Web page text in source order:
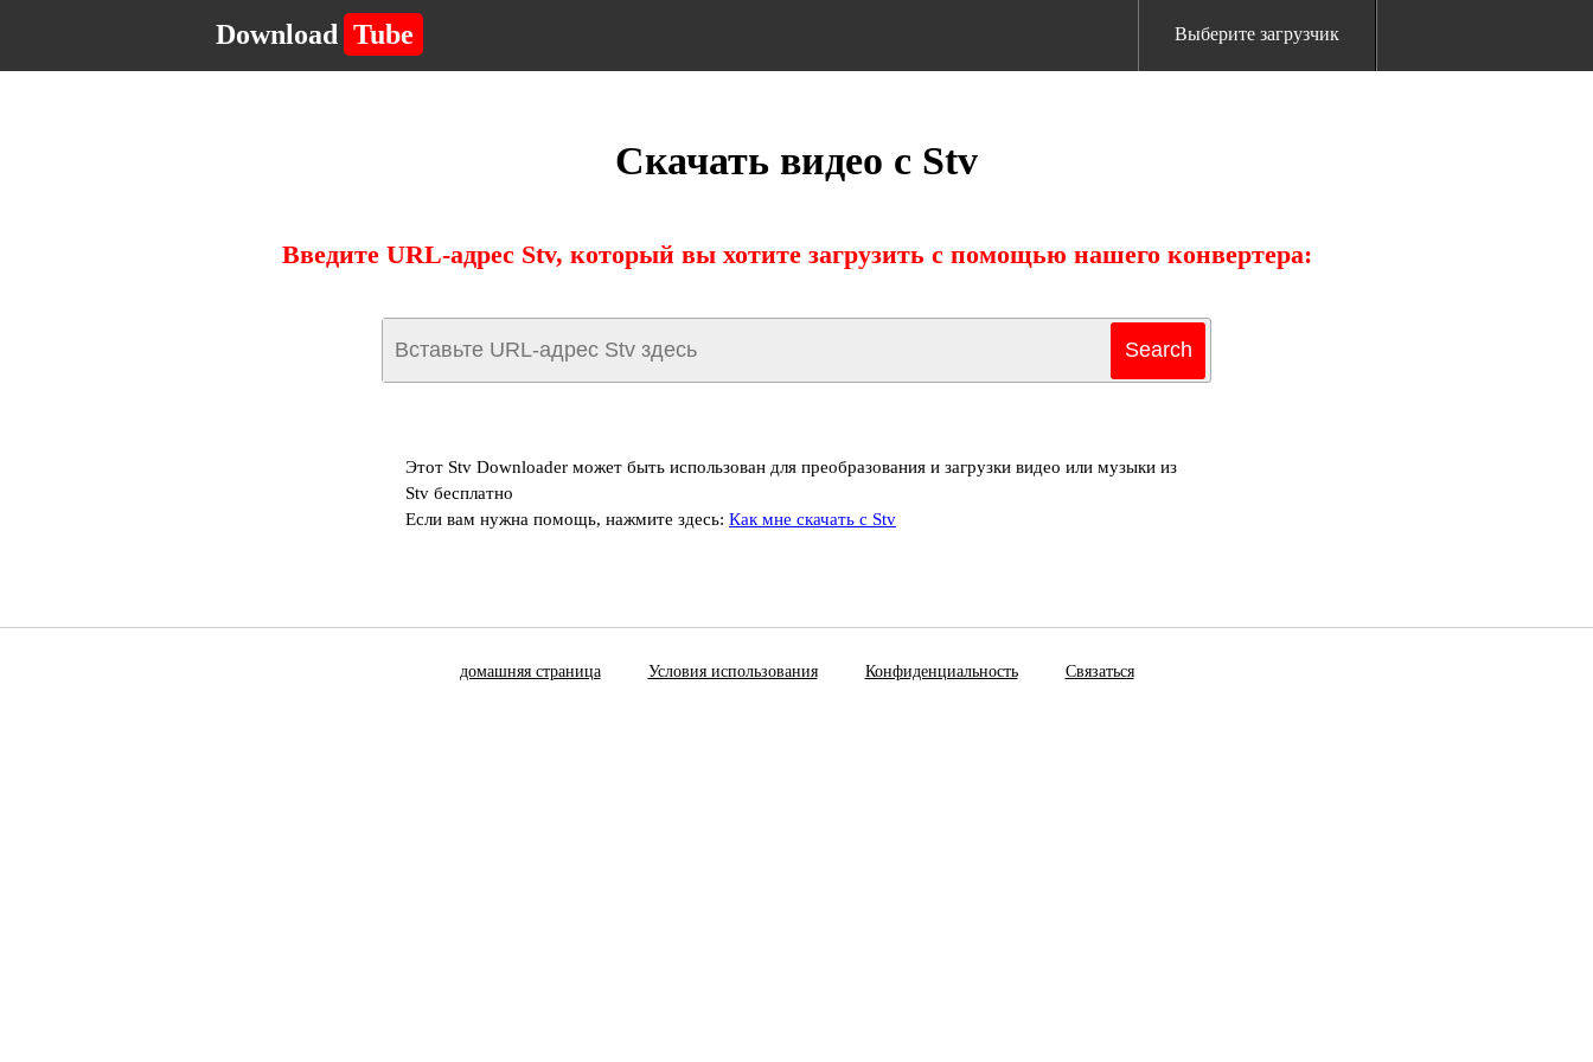
Download Tube Выберите загрузчик
Скачать видео с Stv
Введите URL-адрес Stv, который вы хотите загрузить с помощью нашего конвертера:
Этот Stv Downloader может быть использован для преобразования и загрузки видео или музыки из
Stv бесплатно
Если вам нужна помощь, нажмите здесь: Как мне скачать с Stv
домашняя страница Условия использования Конфиденциальность Связаться